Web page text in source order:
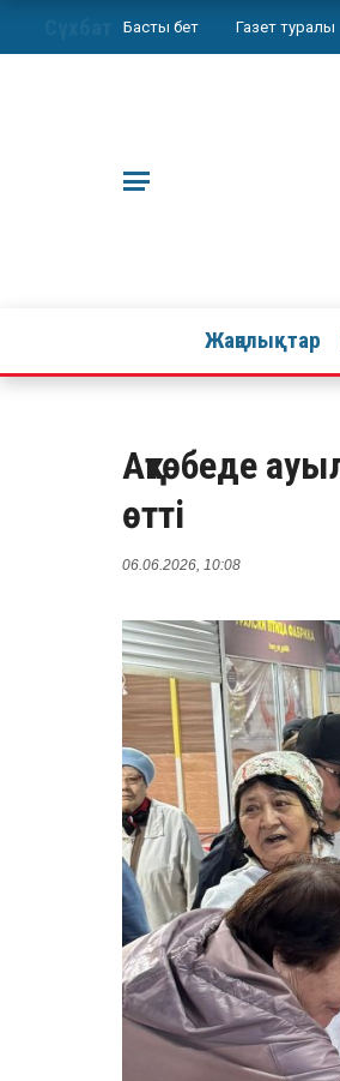
Басты бет Газет туралы
Жаңалықтар
Ақтөбеде
өтті
06.06.2026, 10:08